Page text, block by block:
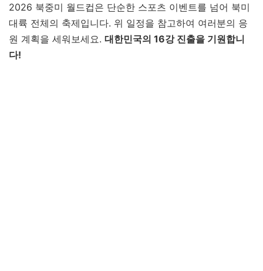
2026 북중미 월드컵은 단순한 스포츠 이벤트를 넘어 북미
대륙 전체의 축제입니다. 위 일정을 참고하여 여러분의 응
원 계획을 세워보세요. 대한민국의 16강 진출을 기원합니
다!